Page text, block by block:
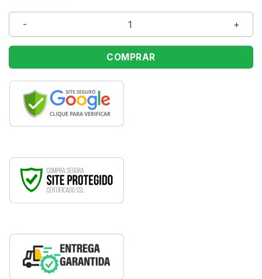
Copo Acrilico 25ml Roxo Plastilânia C/10 Unid.
COMPRAR